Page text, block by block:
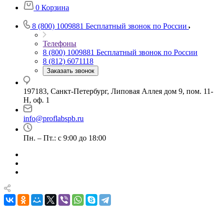
0 Корзина
8 (800) 1009881 Бесплатный звонок по России
Телефоны
8 (800) 1009881 Бесплатный звонок по России
8 (812) 6071118
Заказать звонок
197183, Санкт-Петербург, Липовая Аллея дом 9, пом. 11-
Н, оф. 1
info@proflabspb.ru
Пн. – Пт.: с 9:00 до 18:00